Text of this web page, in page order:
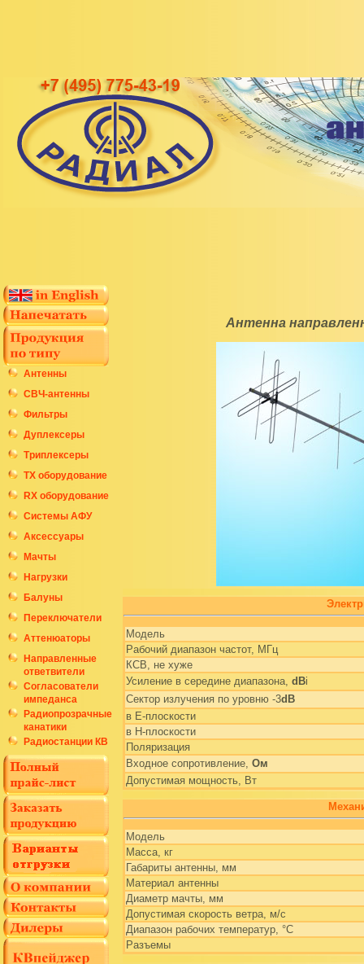
Антенны
СВЧ-антенны
Фильтры
Дуплексеры
Триплексеры
ТХ оборудование
RX оборудование
Системы АФУ
Аксессуары
Мачты
Нагрузки
Балуны
Переключатели
Аттенюаторы
Направленные
ответвители
Согласователи
импеданса
Радиопрозрачные
канатики
Радиостанции КВ
Антенна
Модель
Рабочий диапазон частот, МГц
КСВ, не хуже
Усиление в середине диапазона, dBi
Сектор излучения по уровню -3dB
в Е-плоскости
в Н-плоскости
Поляризация
Входное сопротивление, Ом
Допустимая мощность, Вт
Модель
Масса, кг
Габариты антенны, мм
Материал антенны
Диаметр мачты, мм
Допустимая скорость ветра, м/c
Диапазон рабочих температур, °С
Разъемы